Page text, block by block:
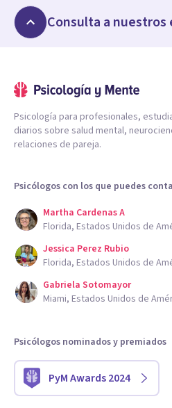
Consulta a nuestros
Psicología para profesionales,
diarios sobre salud mental,
relaciones de pareja.
Psicólogos con los que puedes
Martha Cardenas A
Florida, Estados Unidos de
Jessica Perez Rubio
Florida, Estados Unidos de
Gabriela Sotomayor
Miami, Estados Unidos de
Psicólogos nominados y premiados
PyM Awards 2024